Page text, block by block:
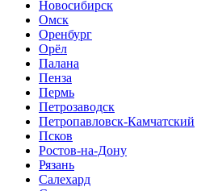
Новосибирск
Омск
Оренбург
Орёл
Палана
Пенза
Пермь
Петрозаводск
Петропавловск-Камчатский
Псков
Ростов-на-Дону
Рязань
Салехард